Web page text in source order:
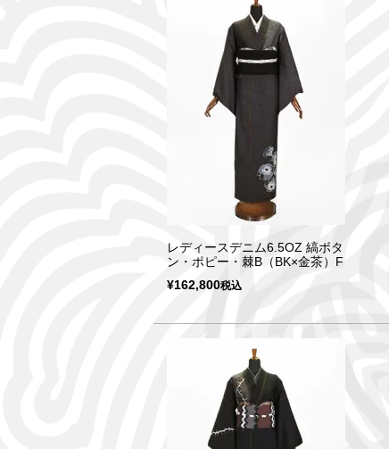
レディースデニム6.5OZ 縞ボタ
ン・ポピー・棘B（BK×金茶）F
¥162,800税込